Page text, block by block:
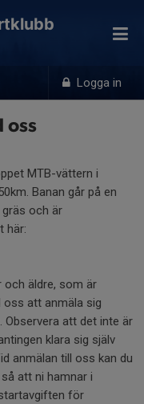
Logga in
oss
MTB-vättern i
Banan går på en
och är
här:
och äldre, som är
oss att anmäla sig
att det inte är
klara sig själv
anmälan till oss kan du
att ni hamnar i
för